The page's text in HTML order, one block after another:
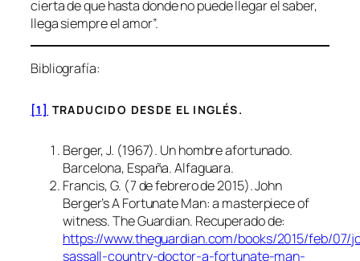
cierta de que hasta donde no puede llegar el saber,
llega siempre el amor”.
Bibliografía:
[1] TRADUCIDO DESDE EL INGLÉS.
Berger, J. (1967). Un hombre afortunado.
Barcelona, España. Alfaguara.
Francis, G. (7 de febrero de 2015).John
Berger’s A Fortunate Man: a masterpiece of
witness. The Guardian. Recuperado de:
https://www.theguardian.com/books/2015/feb/07/
sassall-country-doctor-a-fortunate-man-